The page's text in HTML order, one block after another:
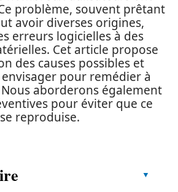
problème, souvent prêtant
avoir diverses origines,
erreurs logicielles à des
Cet article propose
des causes possibles et
pour remédier à
aborderons également
pour éviter que ce
reproduise.